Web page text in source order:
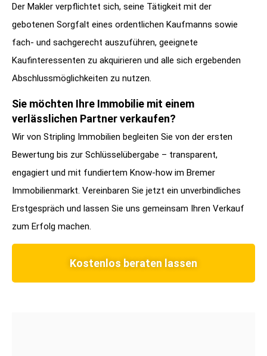
Der Makler verpflichtet sich, seine Tätigkeit mit der
gebotenen Sorgfalt eines ordentlichen Kaufmanns sowie
fach- und sachgerecht auszuführen, geeignete
Kaufinteressenten zu akquirieren und alle sich ergebenden
Abschlussmöglichkeiten zu nutzen.
Sie möchten Ihre Immobilie mit einem
verlässlichen Partner verkaufen?
Wir von Stripling Immobilien begleiten Sie von der ersten
Bewertung bis zur Schlüsselübergabe – transparent,
engagiert und mit fundiertem Know-how im Bremer
Immobilienmarkt. Vereinbaren Sie jetzt ein unverbindliches
Erstgespräch und lassen Sie uns gemeinsam Ihren Verkauf
zum Erfolg machen.
Kostenlos beraten lassen